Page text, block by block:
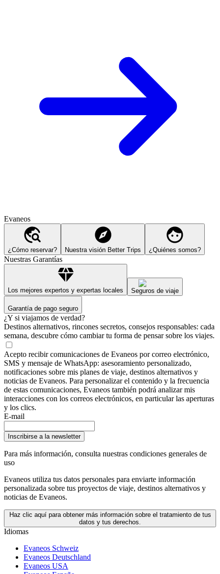
Evaneos
¿Cómo reservar? Nuestra visión Better Trips ¿Quiénes somos?
Nuestras Garantías
Los mejores expertos y expertas locales Seguros de viaje
Garantía de pago seguro
¿Y si viajamos de verdad?
Destinos alternativos, rincones secretos, consejos responsables: cada
semana, descubre cómo cambiar tu forma de pensar sobre los viajes.
Acepto recibir comunicaciones de Evaneos por correo electrónico,
SMS y mensaje de WhatsApp: asesoramiento personalizado,
notificaciones sobre mis planes de viaje, destinos alternativos y
noticias de Evaneos. Para personalizar el contenido y la frecuencia
de estas comunicaciones, Evaneos también podrá analizar mis
interacciones con los correos electrónicos, en particular las aperturas
y los clics.
E-mail
Inscribirse a la newsletter
Para más información, consulta nuestras condiciones generales de
uso
Evaneos utiliza tus datos personales para enviarte información
personalizada sobre tus proyectos de viaje, destinos alternativos y
noticias de Evaneos.
Haz clic aquí para obtener más información sobre el tratamiento de tus
datos y tus derechos.
Idiomas
Evaneos Schweiz
Evaneos Deutschland
Evaneos USA